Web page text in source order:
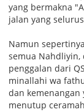
yang bermakna
jalan yang
Namun
semua Nahdliyin,
penggalan dari
minallahi wa
dan kemenangan
menutup